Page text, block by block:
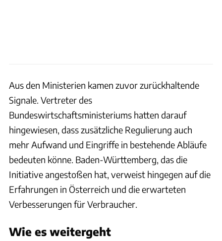
Aus den Ministerien kamen zuvor zurückhaltende
Signale. Vertreter des
Bundeswirtschaftsministeriums hatten darauf
hingewiesen, dass zusätzliche Regulierung auch
mehr Aufwand und Eingriffe in bestehende Abläufe
bedeuten könne. Baden-Württemberg, das die
Initiative angestoßen hat, verweist hingegen auf die
Erfahrungen in Österreich und die erwarteten
Verbesserungen für Verbraucher.
Wie es weitergeht